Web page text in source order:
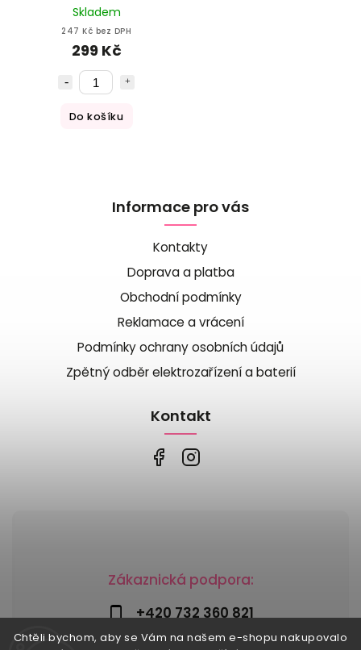
Chtěli bychom, aby se Vám na našem e-shopu nakupovalo
Skladem
247 Kč bez DPH
299 Kč
Do košíku
Zákaznická podpora:
+420 732 360 821
info@risesnu.cz
Informace pro vás
Kontakty
Doprava a platba
Obchodní podmínky
Reklamace a vrácení
Podmínky ochrany osobních údajů
Zpětný odběr elektrozařízení a baterií
Kontakt